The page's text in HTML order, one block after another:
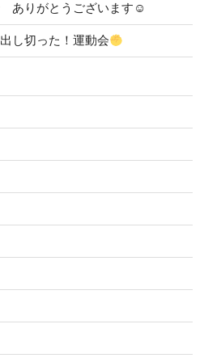
ありがとうございます☺
し切った！運動会